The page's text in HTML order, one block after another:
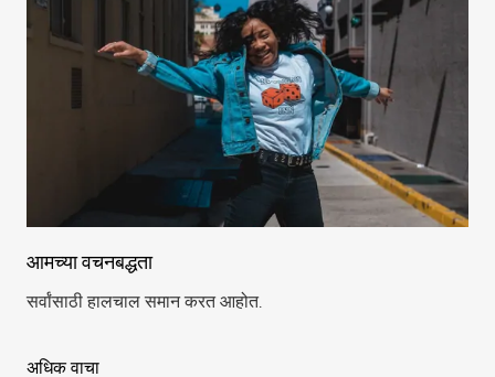
आमच्या वचनबद्धता
सर्वांसाठी हालचाल समान करत आहोत.
अधिक वाचा